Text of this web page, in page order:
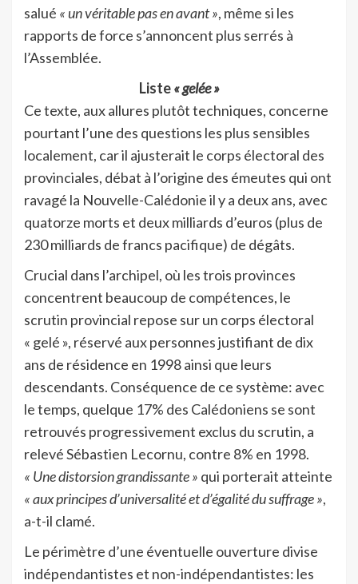
salué « un véritable pas en avant », même si les
rapports de force s’annoncent plus serrés à
l’Assemblée.
Liste« gelée »
Ce texte, aux allures plutôt techniques, concerne
pourtant l’une des questions les plus sensibles
localement, car il ajusterait le corps électoral des
provinciales, débat à l’origine des émeutes qui ont
ravagé la Nouvelle-Calédonie il y a deux ans, avec
quatorze morts et deux milliards d’euros (plus de
230 milliards de francs pacifique) de dégâts.
Crucial dans l’archipel, où les trois provinces
concentrent beaucoup de compétences, le
scrutin provincial repose sur un corps électoral
« gelé », réservé aux personnes justifiant de dix
ans de résidence en 1998 ainsi que leurs
descendants. Conséquence de ce système: avec
le temps, quelque 17% des Calédoniens se sont
retrouvés progressivement exclus du scrutin, a
relevé Sébastien Lecornu, contre 8% en 1998.
« Une distorsion grandissante » qui porterait atteinte
« aux principes d’universalité et d’égalité du suffrage »,
a-t-il clamé.
Le périmètre d’une éventuelle ouverture divise
indépendantistes et non-indépendantistes: les